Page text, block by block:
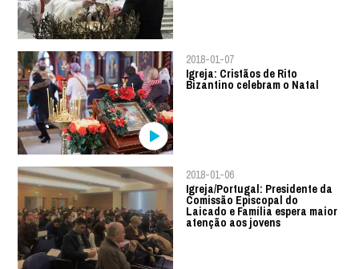
2018-01-07
Igreja: Cristãos de Rito
Bizantino celebram o Natal
2018-01-06
Igreja/Portugal: Presidente da
Comissão Episcopal do
Laicado e Família espera maior
atenção aos jovens